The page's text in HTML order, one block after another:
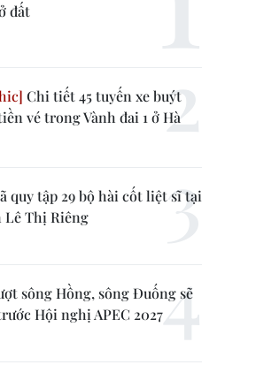
đất
Chi tiết 45 tuyến xe buýt
vé trong Vành đai 1 ở Hà
quy tập 29 bộ hài cốt liệt sĩ tại
Lê Thị Riêng
sông Hồng, sông Đuống sẽ
Hội nghị APEC 2027